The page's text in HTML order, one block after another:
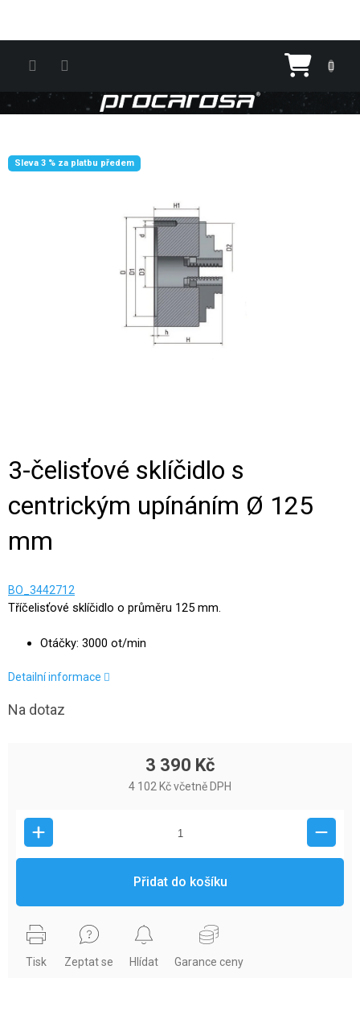
Sleva 3 % za platbu předem
3-čelisťové sklíčidlo s
centrickým upínáním Ø 125
mm
BO_3442712
Tříčelisťové sklíčidlo o průměru 125 mm.
Otáčky: 3000 ot/min
Detailní informace
Na dotaz
3 390 Kč
4 102 Kč včetně DPH
Přidat do košíku
Tisk Zeptat se Hlídat Garance ceny